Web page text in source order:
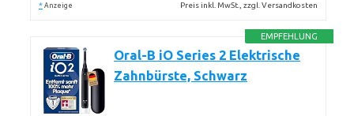
* Anzeige Preis inkl. MwSt., zzgl. Versandkosten
EMPFEHLUNG
Oral-B iO Series 2 Elektrische
Zahnbürste, Schwarz